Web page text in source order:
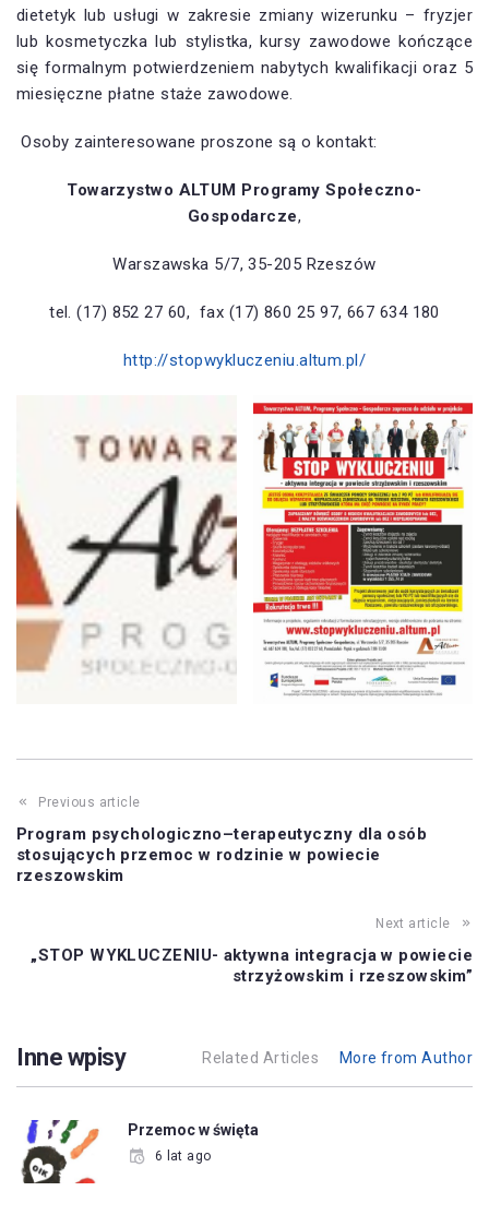
dietetyk lub usługi w zakresie zmiany wizerunku – fryzjer
lub kosmetyczka lub stylistka, kursy zawodowe kończące
się formalnym potwierdzeniem nabytych kwalifikacji oraz 5
miesięczne płatne staże zawodowe.
Osoby zainteresowane proszone są o kontakt:
Towarzystwo ALTUM Programy Społeczno-
Gospodarcze,
Warszawska 5/7, 35-205 Rzeszów
tel. (17) 852 27 60, fax (17) 860 25 97, 667 634 180
http://stopwykluczeniu.altum.pl/
Previous article
Program psychologiczno–terapeutyczny dla osób
stosujących przemoc w rodzinie w powiecie
rzeszowskim
Next article
„STOP WYKLUCZENIU- aktywna integracja w powiecie
strzyżowskim i rzeszowskim”
Inne wpisy Related Articles More from Author
Przemoc w święta
6 lat ago